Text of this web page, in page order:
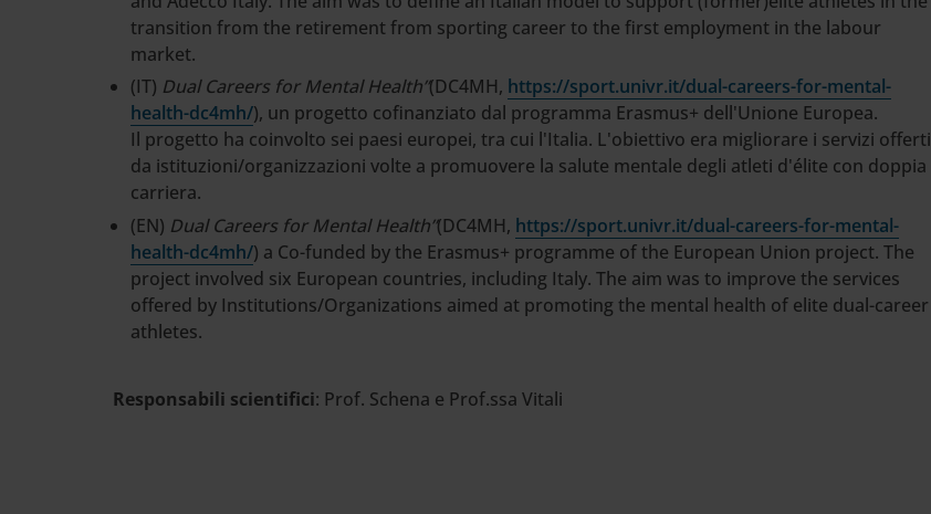
transition from the retirement from sporting career to the first employment in the labour
market.
(IT) Dual Careers for Mental Health”(DC4MH, https://sport.univr.it/dual-careers-for-mental-
health-dc4mh/), un progetto cofinanziato dal programma Erasmus+ dell'Unione Europea.
Il progetto ha coinvolto sei paesi europei, tra cui l'Italia. L'obiettivo era migliorare i servizi offerti
da istituzioni/organizzazioni volte a promuovere la salute mentale degli atleti d'élite con doppia
carriera.
(EN) Dual Careers for Mental Health”(DC4MH, https://sport.univr.it/dual-careers-for-mental-
health-dc4mh/) a Co-funded by the Erasmus+ programme of the European Union project. The
project involved six European countries, including Italy. The aim was to improve the services
offered by Institutions/Organizations aimed at promoting the mental health of elite dual-career
athletes.
Responsabili scientifici: Prof. Schena e Prof.ssa Vitali